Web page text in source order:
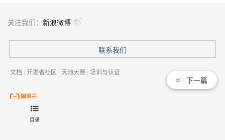
目录
下一篇
关注我们： 新浪微博
联系我们
文档 | 开发者社区 | 天池大赛 | 培训与认证
法律声明及隐私权政策
© 2009-现在 Aliyun.com 版权所有